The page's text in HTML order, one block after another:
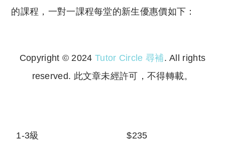
的課程，一對一課程每堂的新生優惠價如下：
Copyright © 2024 Tutor Circle 尋補. All rights
reserved. 此文章未經許可，不得轉載。
1-3級 $235